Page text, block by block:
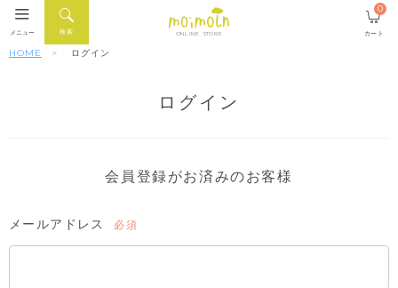
ONLINE STORE
検索
メニュー カート
0
HOME ログイン
ログイン
会員登録がお済みのお客様
メールアドレス
須)